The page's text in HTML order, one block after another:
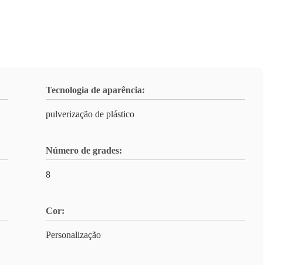
Tecnologia de aparência:
pulverização de plástico
Número de grades:
8
Cor:
Personalização